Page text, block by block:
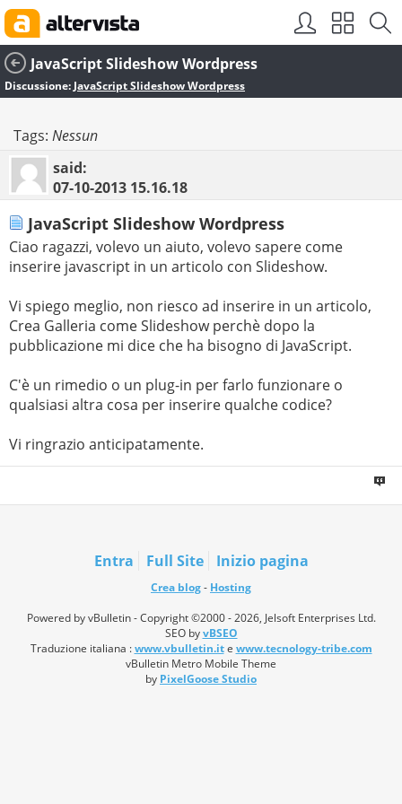
JavaScript Slideshow Wordpress
Discussione: JavaScript Slideshow Wordpress
Tags: Nessun
said:
07-10-2013 15.16.18
JavaScript Slideshow Wordpress
Ciao ragazzi, volevo un aiuto, volevo sapere come
inserire javascript in un articolo con Slideshow.
Vi spiego meglio, non riesco ad inserire in un articolo,
Crea Galleria come Slideshow perchè dopo la
pubblicazione mi dice che ha bisogno di JavaScript.
C'è un rimedio o un plug-in per farlo funzionare o
qualsiasi altra cosa per inserire qualche codice?
Vi ringrazio anticipatamente.
Entra Full Site Inizio pagina
Crea blog- Hosting
Powered by vBulletin - Copyright ©2000 - 2026, Jelsoft Enterprises Ltd.
SEO byvBSEO
Traduzione italiana :www.vbulletin.ite www.tecnology-tribe.com
vBulletin Metro Mobile Theme
by PixelGoose Studio